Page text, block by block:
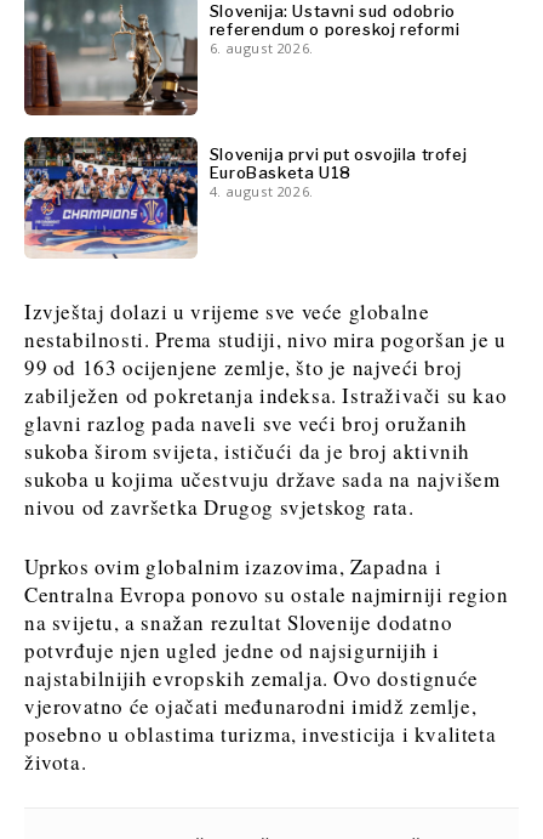
Slovenija: Ustavni sud odobrio
referendum o poreskoj reformi
6. august 2026.
Slovenija prvi put osvojila trofej
EuroBasketa U18
4. august 2026.
Izvještaj dolazi u vrijeme sve veće globalne
nestabilnosti. Prema studiji, nivo mira pogoršan je u
99 od 163 ocijenjene zemlje, što je najveći broj
zabilježen od pokretanja indeksa. Istraživači su kao
glavni razlog pada naveli sve veći broj oružanih
sukoba širom svijeta, ističući da je broj aktivnih
sukoba u kojima učestvuju države sada na najvišem
nivou od završetka Drugog svjetskog rata.
Uprkos ovim globalnim izazovima, Zapadna i
Centralna Evropa ponovo su ostale najmirniji region
na svijetu, a snažan rezultat Slovenije dodatno
potvrđuje njen ugled jedne od najsigurnijih i
najstabilnijih evropskih zemalja. Ovo dostignuće
vjerovatno će ojačati međunarodni imidž zemlje,
posebno u oblastima turizma, investicija i kvaliteta
života.